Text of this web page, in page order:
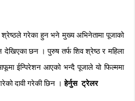
गरेका हुन भने मुख्य अभिनेतामा पूजाको
छन । पुरुष तर्फ शिव श्रेष्ठ र महिला
ईन्पिरेशन आएको भन्दै पूजाले यो फिल्ममा
दावी गरेकी छिन ।हेर्नुस ट्रेलर